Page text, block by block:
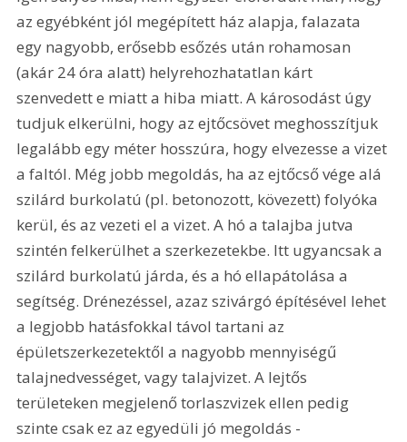
az egyébként jól megépített ház alapja, falazata
egy nagyobb, erősebb esőzés után rohamosan
(akár 24 óra alatt) helyrehozhatatlan kárt
szenvedett e miatt a hiba miatt. A károsodást úgy
tudjuk elkerülni, hogy az ejtőcsövet meghosszítjuk
legalább egy méter hosszúra, hogy elvezesse a vizet
a faltól. Még jobb megoldás, ha az ejtőcső vége alá
szilárd burkolatú (pl. betonozott, kövezett) folyóka
kerül, és az vezeti el a vizet. A hó a talajba jutva
szintén felkerülhet a szerkezetekbe. Itt ugyancsak a
szilárd burkolatú járda, és a hó ellapátolása a
segítség. Drénezéssel, azaz szivárgó építésével lehet
a legjobb hatásfokkal távol tartani az
épületszerkezetektől a nagyobb mennyiségű
talajnedvességet, vagy talajvizet. A lejtős
területeken megjelenő torlaszvizek ellen pedig
szinte csak ez az egyedüli jó megoldás -